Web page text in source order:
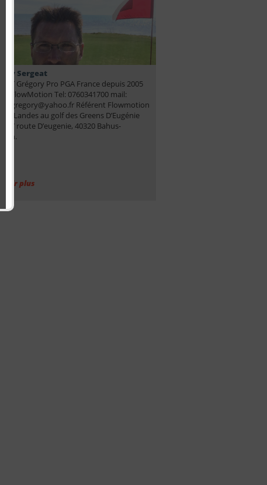
Sergeat
Grégory Pro PGA France depuis 2005
FlowMotion Tel: 0760341700 mail:
Référent Flowmotion
les Landes au golf des Greens D’Eugénie
687 route D’eugenie, 40320 Bahus-
plus